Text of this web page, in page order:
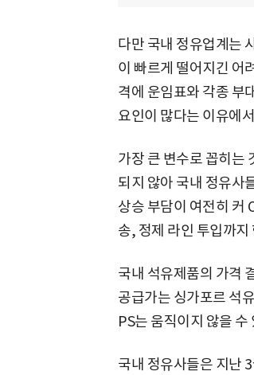
다만 국내 정유업계는
이 빠르게 떨어지긴 어
격에 운임표와 각종 부
요인이 많다는 이유에
가장 큰 변수로 꼽히는
되지 않아 국내 정유사
상승 부담이 여전히 커
송, 정제 라인 투입까
국내 석유제품의 가격
공급가는 싱가포르 석
PS는 움직이지 않을 수
국내 정유사들은 지난